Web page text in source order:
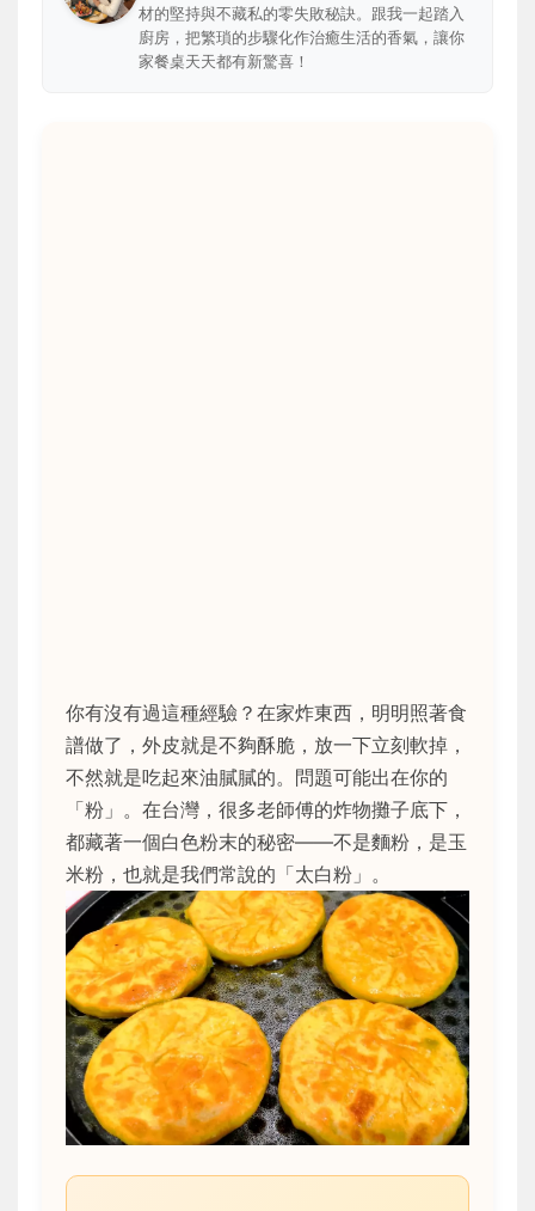
材的堅持與不藏私的零失敗秘訣。跟我一起踏入
廚房，把繁瑣的步驟化作治癒生活的香氣，讓你
家餐桌天天都有新驚喜！
你有沒有過這種經驗？在家炸東西，明明照著食
譜做了，外皮就是不夠酥脆，放一下立刻軟掉，
不然就是吃起來油膩膩的。問題可能出在你的
「粉」。在台灣，很多老師傅的炸物攤子底下，
都藏著一個白色粉末的秘密——不是麵粉，是玉
米粉，也就是我們常說的「太白粉」。